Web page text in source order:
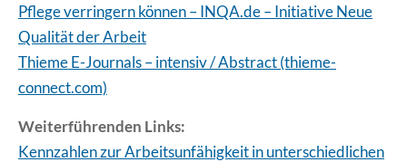
Pflege verringern können – INQA.de – Initiative Neue
Qualität der Arbeit
Thieme E-Journals – intensiv / Abstract (thieme-
connect.com)
Weiterführenden Links:
Kennzahlen zur Arbeitsunfähigkeit in unterschiedlichen